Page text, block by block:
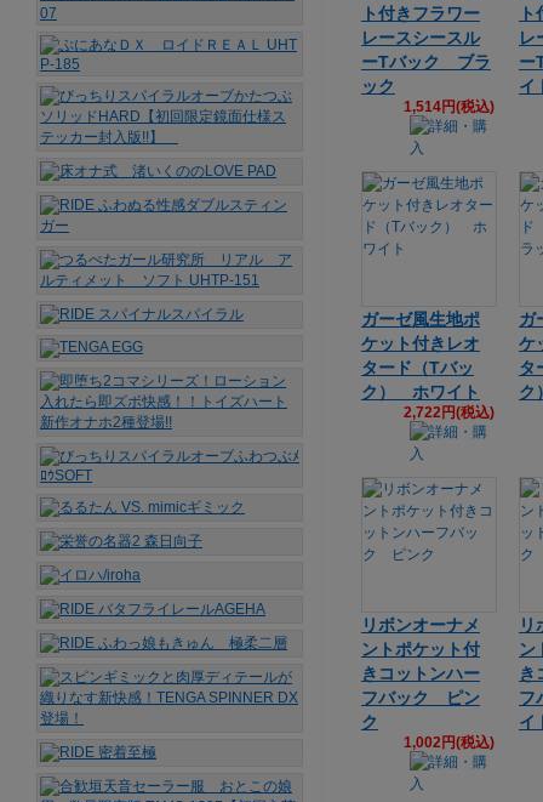
ト付きフラワー
レースシースル
ーTバック ブラ
ック
1,514円(税込)
レ
ー
イ
ガーゼ風生地ポ
ケット付きレオ
タード（Tバッ
ク） ホワイト
2,722円(税込)
ガ
ケ
タ
ク
リボンオーナメ
ントポケット付
きコットンハー
フバック ピン
ク
1,002円(税込)
リ
ン
き
フ
イ